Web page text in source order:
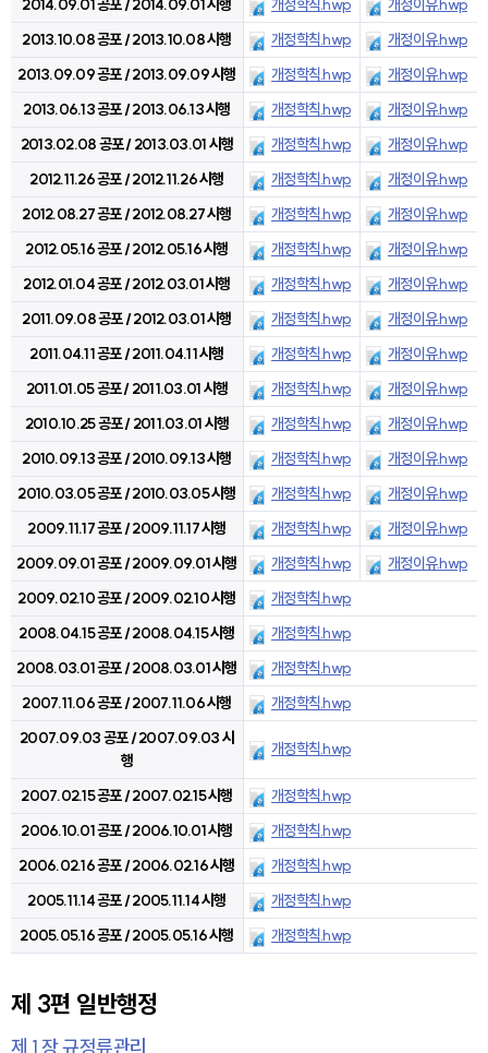
2014.09.01 공포 / 2014.09.01 시행
개정학칙.hwp
개정이유.hwp
2013.10.08 공포 / 2013.10.08 시행
개정학칙.hwp
개정이유.hwp
2013.09.09 공포 / 2013.09.09 시행
개정학칙.hwp
개정이유.hwp
2013.06.13 공포 / 2013.06.13 시행
개정학칙.hwp
개정이유.hwp
2013.02.08 공포 / 2013.03.01 시행
개정학칙.hwp
개정이유.hwp
2012.11.26 공포 / 2012.11.26 시행
개정학칙.hwp
개정이유.hwp
2012.08.27 공포 / 2012.08.27 시행
개정학칙.hwp
개정이유.hwp
2012.05.16 공포 / 2012.05.16 시행
개정학칙.hwp
개정이유.hwp
2012.01.04 공포 / 2012.03.01 시행
개정학칙.hwp
개정이유.hwp
2011.09.08 공포 / 2012.03.01 시행
개정학칙.hwp
개정이유.hwp
2011.04.11 공포 / 2011.04.11 시행
개정학칙.hwp
개정이유.hwp
2011.01.05 공포 / 2011.03.01 시행
개정학칙.hwp
개정이유.hwp
2010.10.25 공포 / 2011.03.01 시행
개정학칙.hwp
개정이유.hwp
2010.09.13 공포 / 2010.09.13 시행
개정학칙.hwp
개정이유.hwp
2010.03.05 공포 / 2010.03.05 시행
개정학칙.hwp
개정이유.hwp
2009.11.17 공포 / 2009.11.17 시행
개정학칙.hwp
개정이유.hwp
2009.09.01 공포 / 2009.09.01 시행
개정학칙.hwp
개정이유.hwp
2009.02.10 공포 / 2009.02.10 시행
개정학칙.hwp
2008.04.15 공포 / 2008.04.15 시행
개정학칙.hwp
2008.03.01 공포 / 2008.03.01 시행
개정학칙.hwp
2007.11.06 공포 / 2007.11.06 시행
개정학칙.hwp
2007.09.03 공포 / 2007.09.03 시
행
개정학칙.hwp
2007.02.15 공포 / 2007.02.15 시행
개정학칙.hwp
2006.10.01 공포 / 2006.10.01 시행
개정학칙.hwp
2006.02.16 공포 / 2006.02.16 시행
개정학칙.hwp
2005.11.14 공포 / 2005.11.14 시행
개정학칙.hwp
2005.05.16 공포 / 2005.05.16 시행
개정학칙.hwp
제 3편 일반행정
제 1 장 규정류관리